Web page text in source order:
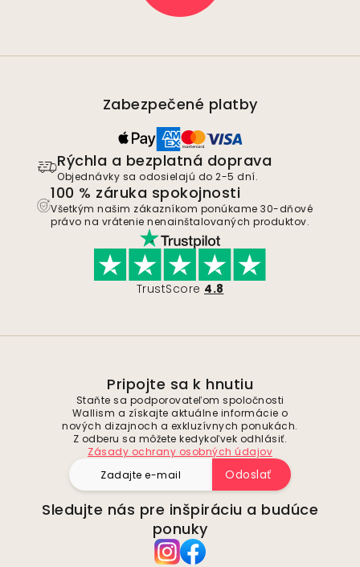
Zabezpečené platby
Rýchla a bezplatná doprava
Objednávky sa odosielajú do 2-5 dní.
100 % záruka spokojnosti
Všetkým našim zákazníkom ponúkame 30-dňové
právo na vrátenie nenainštalovaných produktov.
TrustScore 4.8
Pripojte sa k hnutiu
Staňte sa podporovateľom spoločnosti
Wallism a získajte aktuálne informácie o
nových dizajnoch a exkluzívnych ponukách.
Z odberu sa môžete kedykoľvek odhlásiť.
Zásady ochrany osobných údajov
Odoslať
Sledujte nás pre inšpiráciu a budúce
ponuky